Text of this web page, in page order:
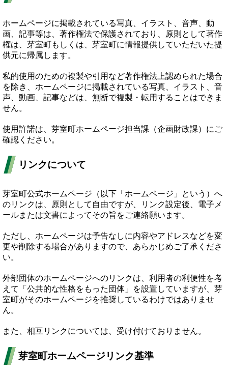
ホームページに掲載されている写真、イラスト、音声、動
画、記事等は、著作権法で保護されており、原則として著作
権は、芽室町もしくは、芽室町に情報提供していただいた提
供元に帰属します。
私的使用のための複製や引用など著作権法上認められた場合
を除き、ホームページに掲載されている写真、イラスト、音
声、動画、記事などは、無断で複製・転用することはできま
せん。
使用許諾は、芽室町ホームページ担当課（企画財政課）にご
確認ください。
リンクについて
芽室町公式ホームページ（以下「ホームページ」という）へ
のリンクは、原則として自由ですが、リンク設定後、電子メ
ールまたは文書によってその旨をご連絡願います。
ただし、ホームページは予告なしに内容やアドレスなどを変
更や削除する場合がありますので、あらかじめご了承くださ
い。
外部団体のホームページへのリンクは、利用者の利便性を考
えて「公共的な性格をもった団体」を設置していますが、芽
室町がそのホームページを推奨しているわけではありませ
ん。
また、相互リンクについては、受け付けておりません。
芽室町ホームページリンク基準